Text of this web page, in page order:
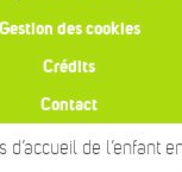
Gestion des cookies
Crédits
Contact
d’accueil de l’enfant